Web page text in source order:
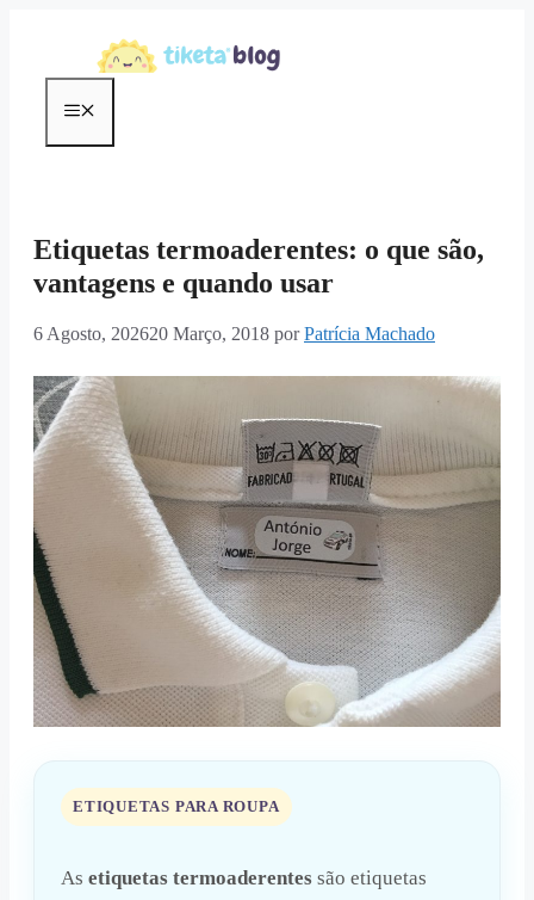
conteúdo
Etiquetas termoaderentes: o que são,
vantagens e quando usar
6 Agosto, 202620 Março, 2018 porPatrícia Machado
ETIQUETAS PARA ROUPA
As etiquetas termoaderentes são etiquetas